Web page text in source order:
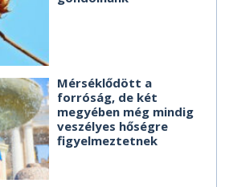
Mérséklődött a
forróság, de két
megyében még mindig
veszélyes hőségre
figyelmeztetnek